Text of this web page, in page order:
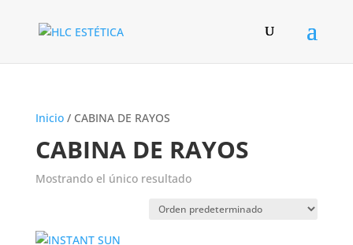
Inicio/ CABINA DE RAYOS
CABINA DE RAYOS
Mostrando el único resultado